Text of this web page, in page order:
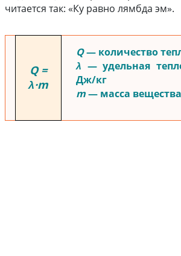
читается так: «Ку равно лямбда эм».
Q =
λ·m
Q— количество
λ — удельная
Дж/кг
m— масса